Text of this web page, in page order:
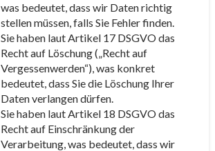
was bedeutet, dass wir Daten richtig
stellen müssen, falls Sie Fehler finden.
Sie haben laut Artikel 17 DSGVO das
Recht auf Löschung („Recht auf
Vergessenwerden“), was konkret
bedeutet, dass Sie die Löschung Ihrer
Daten verlangen dürfen.
Sie haben laut Artikel 18 DSGVO das
Recht auf Einschränkung der
Verarbeitung, was bedeutet, dass wir